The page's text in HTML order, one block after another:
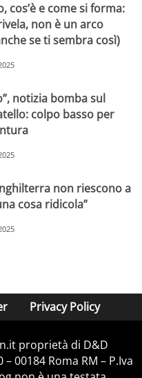
cos’è e come si forma:
non è un arco
se ti sembra così)
notizia bomba sul
colpo basso per
non riescono a
cosa ridicola”
Privacy Policy
proprietà di D&D
00184 Roma RM – P.Iva